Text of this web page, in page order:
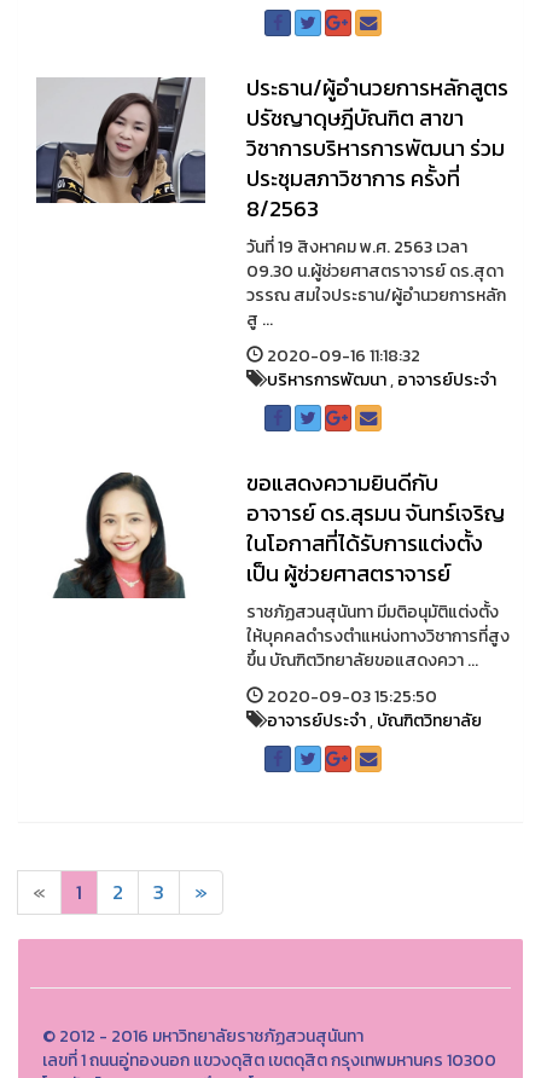
ประธาน/ผู้อำนวยการหลักสูตร
ปรัชญาดุษฎีบัณฑิต สาขา
วิชาการบริหารการพัฒนา ร่วม
ประชุมสภาวิชาการ ครั้งที่
8/2563
วันที่ 19 สิงหาคม พ.ศ. 2563 เวลา
09.30 น.ผู้ช่วยศาสตราจารย์ ดร.สุดา
วรรณ สมใจประธาน/ผู้อำนวยการหลัก
สู ...
2020-09-16 11:18:32
บริหารการพัฒนา,อาจารย์ประจำ
ขอแสดงความยินดีกับ
อาจารย์ ดร.สุรมน จันทร์เจริญ
ในโอกาสที่ได้รับการแต่งตั้ง
เป็น ผู้ช่วยศาสตราจารย์
ราชภัฏสวนสุนันทา มีมติอนุมัติแต่งตั้ง
ให้บุคคลดำรงตำแหน่งทางวิชาการที่สูง
ขึ้น บัณฑิตวิทยาลัยขอแสดงควา ...
2020-09-03 15:25:50
อาจารย์ประจำ,บัณฑิตวิทยาลัย
« 1 2 3 »
© 2012 - 2016 มหาวิทยาลัยราชภัฏสวนสุนันทา
เลขที่ 1 ถนนอู่ทองนอก แขวงดุสิต เขตดุสิต กรุงเทพมหานคร 10300